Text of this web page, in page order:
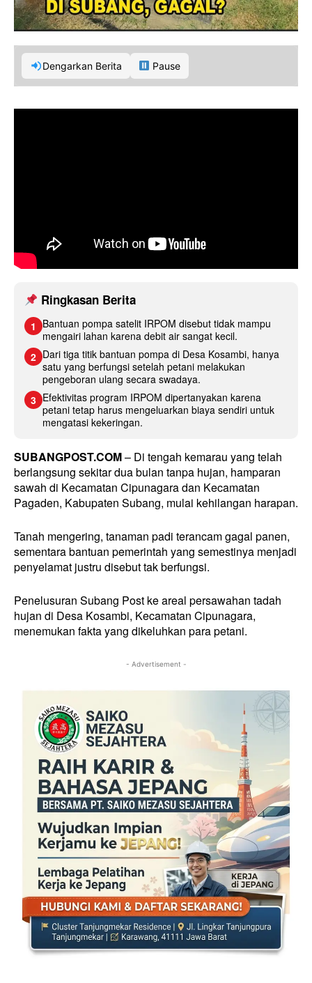
Dengarkan Berita Pause
Ringkasan Berita
1 Bantuan pompa satelit IRPOM disebut tidak mampu
mengairi lahan karena debit air sangat kecil.
2 Dari tiga titik bantuan pompa di Desa Kosambi, hanya
satu yang berfungsi setelah petani melakukan
pengeboran ulang secara swadaya.
3 Efektivitas program IRPOM dipertanyakan karena
petani tetap harus mengeluarkan biaya sendiri untuk
mengatasi kekeringan.
SUBANGPOST.COM– Di tengah kemarau yang telah
berlangsung sekitar dua bulan tanpa hujan, hamparan
sawah di Kecamatan Cipunagara dan Kecamatan
Pagaden, Kabupaten Subang, mulai kehilangan harapan.
Tanah mengering, tanaman padi terancam gagal panen,
sementara bantuan pemerintah yang semestinya menjadi
penyelamat justru disebut tak berfungsi.
Penelusuran Subang Post ke areal persawahan tadah
hujan di Desa Kosambi, Kecamatan Cipunagara,
menemukan fakta yang dikeluhkan para petani.
- Advertisement -